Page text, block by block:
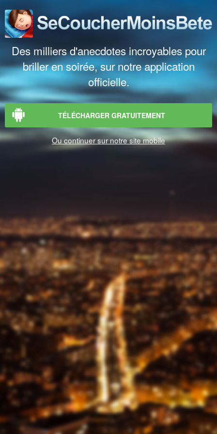
Des milliers d'anecdotes incroyables pour
briller en soirée, sur notre application
officielle.
TÉLÉCHARGER GRATUITEMENT
Ou continuer sur notre site mobile